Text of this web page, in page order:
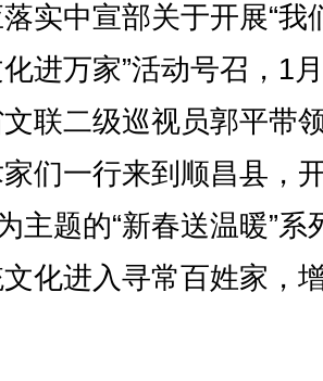
中宣部关于开展“我
进万家”活动号召，1
文联二级巡视员郭平带
们一行来到顺昌县，
主题的“新春送温暖”系
化进入寻常百姓家，